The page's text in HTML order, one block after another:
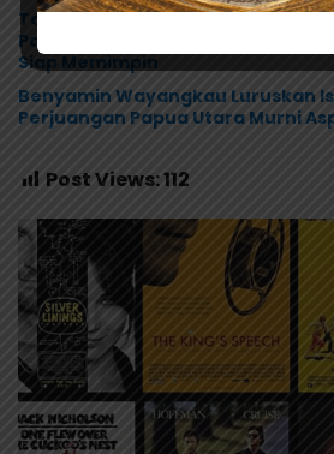
Tonny Tesar Resmi Buka Sekolah
Papua, Siapkan Generasi Muda
Siap Memimpin
Benyamin Wayangkau Luruskan
Perjuangan Papua Utara Murni
Post Views:112